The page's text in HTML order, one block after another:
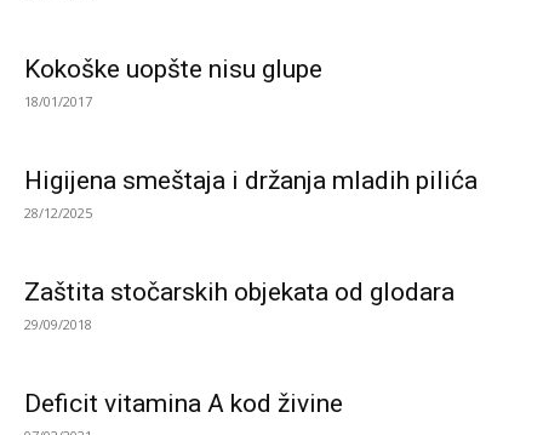
Kokoške uopšte nisu glupe
18/01/2017
Higijena smeštaja i držanja mladih pilića
28/12/2025
Zaštita stočarskih objekata od glodara
29/09/2018
Deficit vitamina A kod živine